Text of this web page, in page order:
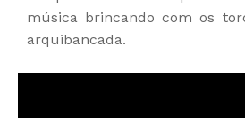
música brincando com os
arquibancada.